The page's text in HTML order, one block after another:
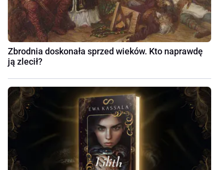
Zbrodnia doskonała sprzed wieków. Kto naprawdę
ją zlecił?